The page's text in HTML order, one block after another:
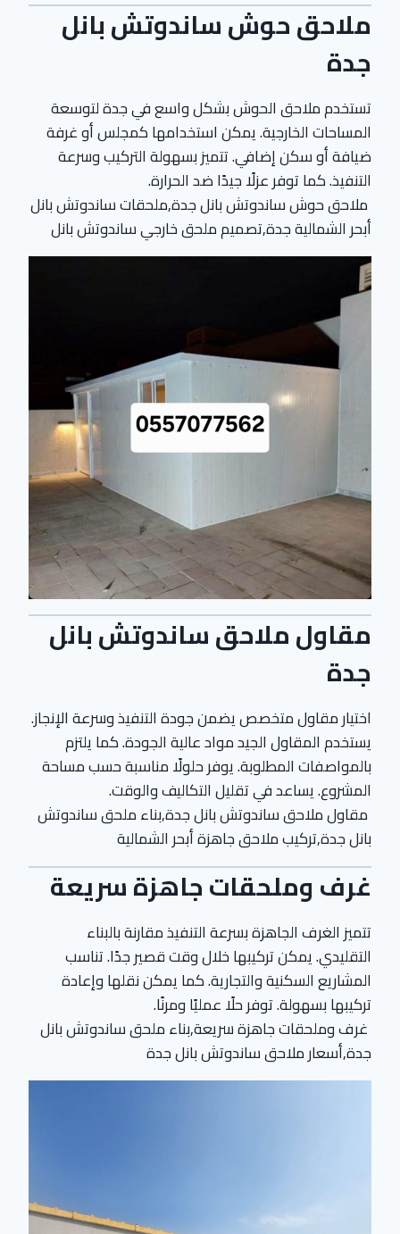
ملاحق حوش ساندوتش بانل
جدة
تستخدم ملاحق الحوش بشكل واسع في جدة لتوسعة
المساحات الخارجية. يمكن استخدامها كمجلس أو غرفة
ضيافة أو سكن إضافي. تتميز بسهولة التركيب وسرعة
التنفيذ. كما توفر عزلًا جيدًا ضد الحرارة.
ملاحق حوش ساندوتش بانل جدة,ملحقات ساندوتش بانل
أبحر الشمالية جدة,تصميم ملحق خارجي ساندوتش بانل
مقاول ملاحق ساندوتش بانل
جدة
اختيار مقاول متخصص يضمن جودة التنفيذ وسرعة الإنجاز.
يستخدم المقاول الجيد مواد عالية الجودة. كما يلتزم
بالمواصفات المطلوبة. يوفر حلولًا مناسبة حسب مساحة
المشروع. يساعد في تقليل التكاليف والوقت.
مقاول ملاحق ساندوتش بانل جدة,بناء ملحق ساندوتش
بانل جدة,تركيب ملاحق جاهزة أبحر الشمالية
غرف وملحقات جاهزة سريعة
تتميز الغرف الجاهزة بسرعة التنفيذ مقارنة بالبناء
التقليدي. يمكن تركيبها خلال وقت قصير جدًا. تناسب
المشاريع السكنية والتجارية. كما يمكن نقلها وإعادة
تركيبها بسهولة. توفر حلًا عمليًا ومرنًا.
غرف وملحقات جاهزة سريعة,بناء ملحق ساندوتش بانل
جدة,أسعار ملاحق ساندوتش بانل جدة